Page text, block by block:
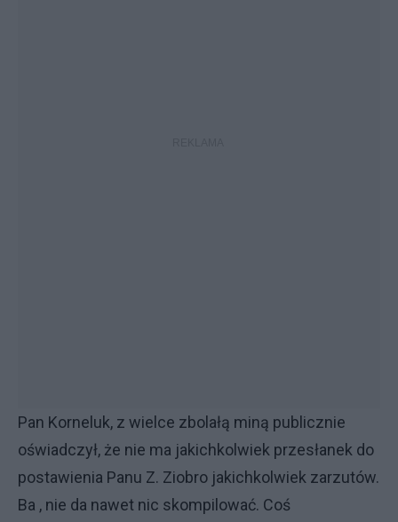
Pan Korneluk, z wielce zbolałą miną publicznie
oświadczył, że nie ma jakichkolwiek przesłanek do
postawienia Panu Z. Ziobro jakichkolwiek zarzutów.
Ba , nie da nawet nic skompilować. Coś